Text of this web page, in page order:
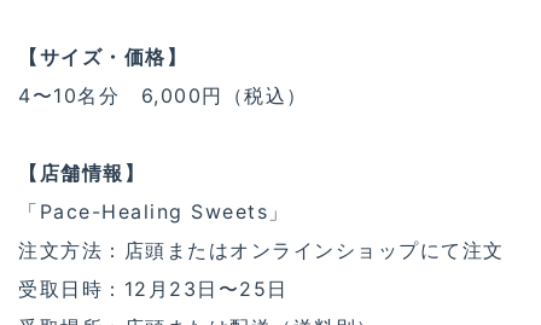
【サイズ・価格】
4〜10名分 6,000円（税込）
【店舗情報】
「Pace-Healing Sweets」
注文方法：店頭またはオンラインショップにて注文
受取日時：12月23日〜25日